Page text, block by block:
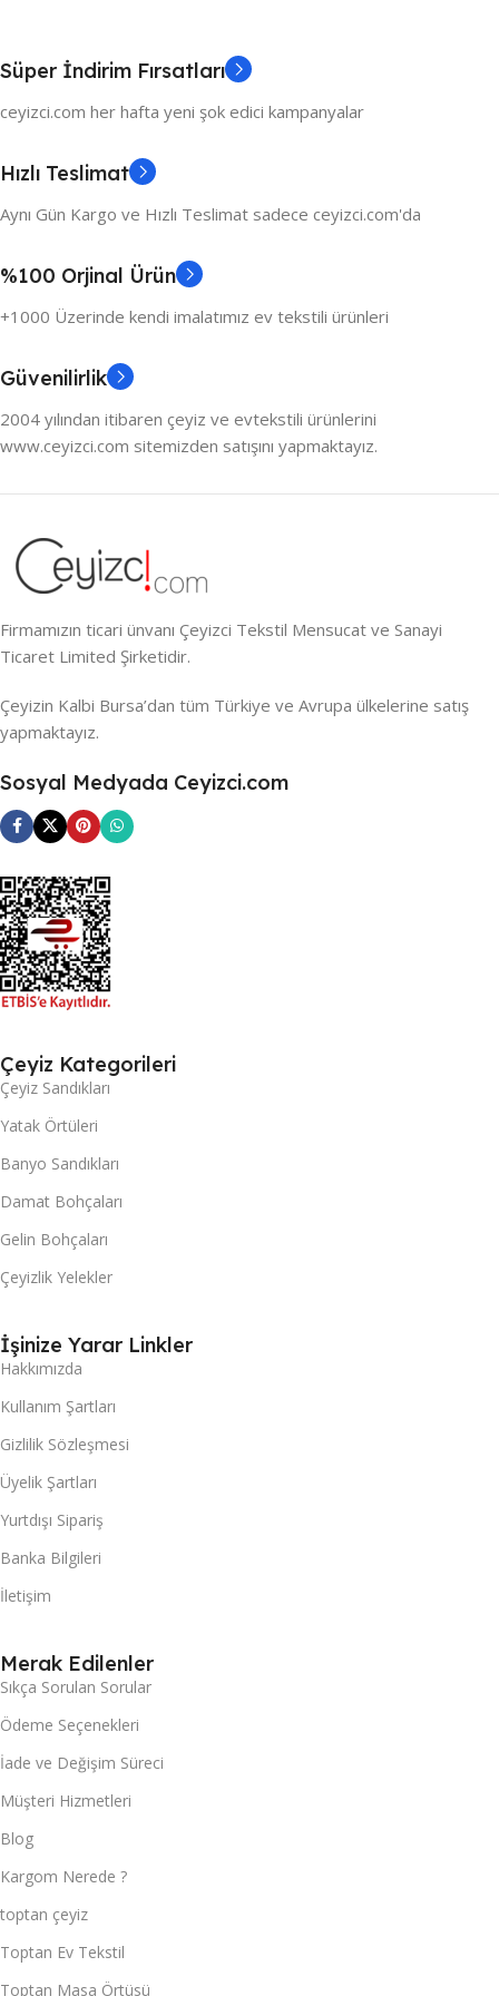
Süper İndirim Fırsatları
ceyizci.com her hafta yeni şok edici kampanyalar
Hızlı Teslimat
Aynı Gün Kargo ve Hızlı Teslimat sadece ceyizci.com'da
%100 Orjinal Ürün
+1000 Üzerinde kendi imalatımız ev tekstili ürünleri
Güvenilirlik
2004 yılından itibaren çeyiz ve evtekstili ürünlerini
www.ceyizci.com sitemizden satışını yapmaktayız.
Firmamızın ticari ünvanı Çeyizci Tekstil Mensucat ve Sanayi
Ticaret Limited Şirketidir.
Çeyizin Kalbi Bursa’dan tüm Türkiye ve Avrupa ülkelerine satış
yapmaktayız.
Sosyal Medyada Ceyizci.com
Çeyiz Kategorileri
Çeyiz Sandıkları
Yatak Örtüleri
Banyo Sandıkları
Damat Bohçaları
Gelin Bohçaları
Çeyizlik Yelekler
İşinize Yarar Linkler
Hakkımızda
Kullanım Şartları
Gizlilik Sözleşmesi
Üyelik Şartları
Yurtdışı Sipariş
Banka Bilgileri
İletişim
Merak Edilenler
Sıkça Sorulan Sorular
Ödeme Seçenekleri
İade ve Değişim Süreci
Müşteri Hizmetleri
Blog
Kargom Nerede ?
toptan çeyiz
Toptan Ev Tekstil
Toptan Masa Örtüsü